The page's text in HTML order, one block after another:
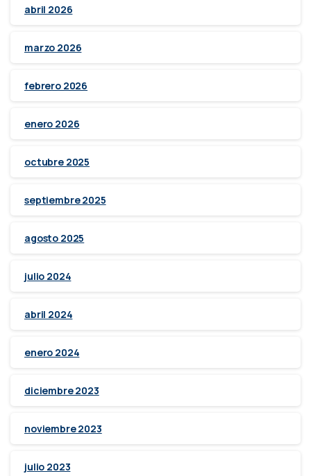
abril 2026
marzo 2026
febrero 2026
enero 2026
octubre 2025
septiembre 2025
agosto 2025
julio 2024
abril 2024
enero 2024
diciembre 2023
noviembre 2023
julio 2023